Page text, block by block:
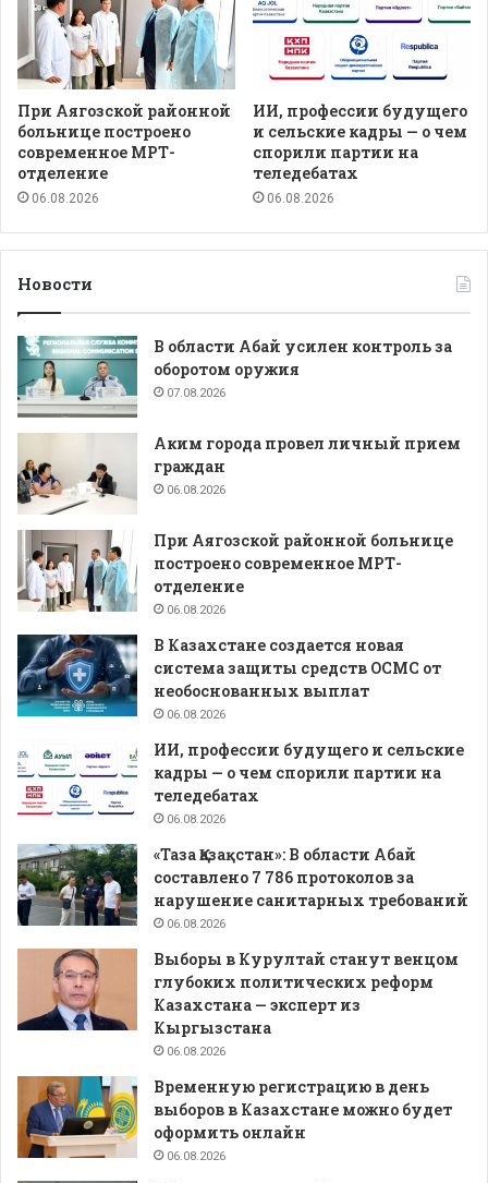
При Аягозской районной
больнице построено
современное МРТ-
отделение
06.08.2026
ИИ, профессии будущего
и сельские кадры — о чем
спорили партии на
теледебатах
06.08.2026
Новости
В области Абай усилен контроль за
оборотом оружия
07.08.2026
Аким города провел личный прием
граждан
06.08.2026
При Аягозской районной больнице
построено современное МРТ-
отделение
06.08.2026
В Казахстане создается новая
система защиты средств ОСМС от
необоснованных выплат
06.08.2026
ИИ, профессии будущего и сельские
кадры — о чем спорили партии на
теледебатах
06.08.2026
«Таза Қазақстан»: В области Абай
составлено 7 786 протоколов за
нарушение санитарных требований
06.08.2026
Выборы в Курултай станут венцом
глубоких политических реформ
Казахстана — эксперт из
Кыргызстана
06.08.2026
Временную регистрацию в день
выборов в Казахстане можно будет
оформить онлайн
06.08.2026